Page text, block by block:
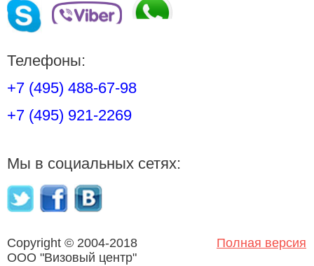
Телефоны:
+7 (495) 488-67-98
+7 (495) 921-2269
Мы в социальных сетях:
Copyright © 2004-2018
OOO "Визовый центр"
Полная версия